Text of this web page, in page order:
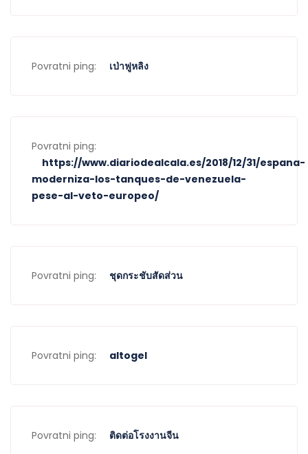
Povratni ping: เป่าฟูหลิง
Povratni ping:
https://www.diariodealcala.es/2018/12/31/espana-
moderniza-los-tanques-de-venezuela-
pese-al-veto-europeo/
Povratni ping: ชุดกระชับสัดส่วน
Povratni ping: altogel
Povratni ping: ติดต่อโรงงานจีน